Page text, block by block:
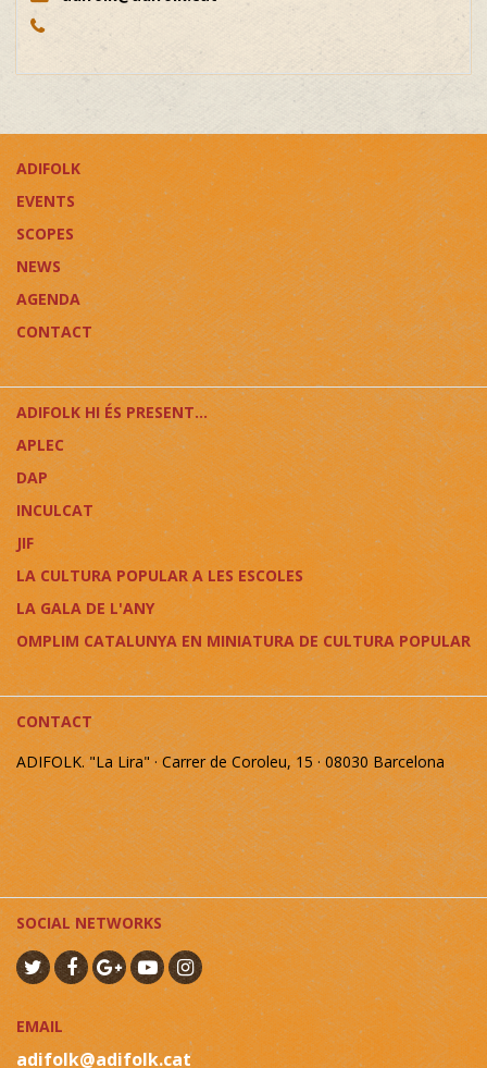
ADIFOLK
EVENTS
SCOPES
NEWS
AGENDA
CONTACT
ADIFOLK HI ÉS PRESENT...
APLEC
DAP
INCULCAT
JIF
LA CULTURA POPULAR A LES ESCOLES
LA GALA DE L'ANY
OMPLIM CATALUNYA EN MINIATURA DE CULTURA POPULAR
CONTACT
ADIFOLK. "La Lira" · Carrer de Coroleu, 15 · 08030 Barcelona
SOCIAL NETWORKS
EMAIL
adifolk@adifolk.cat